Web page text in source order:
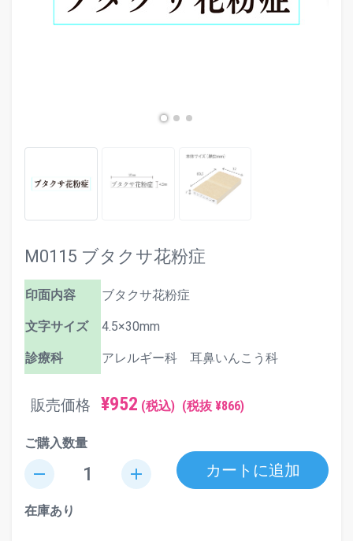
M0115 ブタクサ花粉症
印面内容 ブタクサ花粉症
文字サイズ 4.5×30mm
診療科 アレルギー科 耳鼻いんこう科
販売価格 ¥952 (税込) (税抜 ¥866)
ご購入数量
remove add カートに追加
在庫あり